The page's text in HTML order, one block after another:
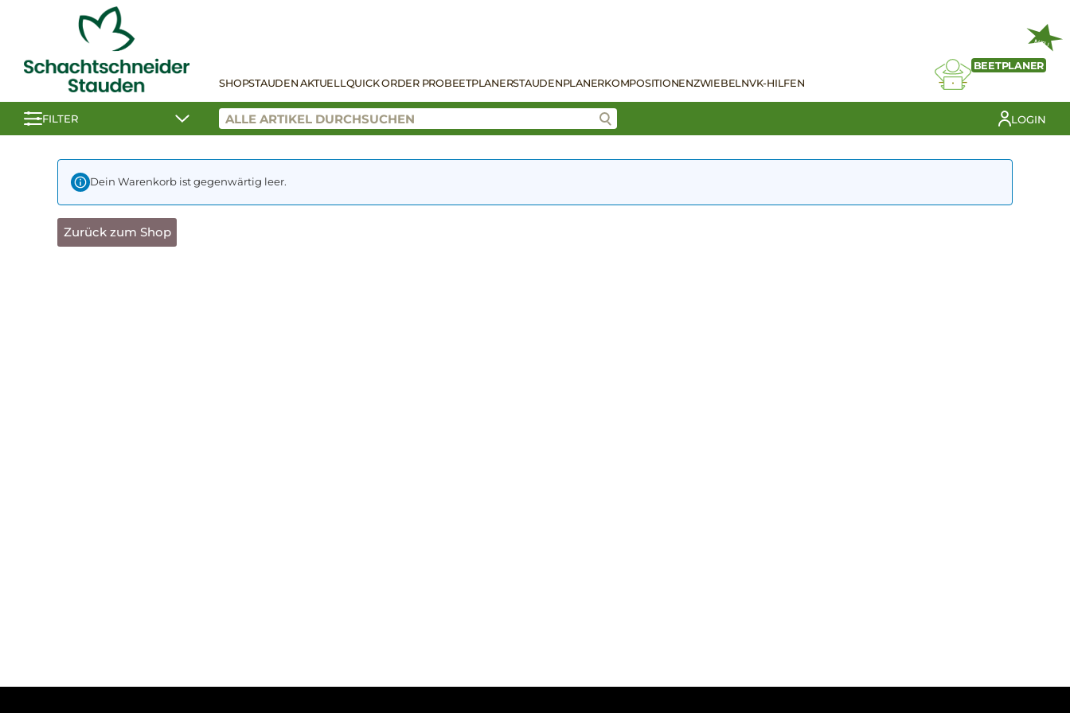
SHOPSTAUDEN AKTUELLQUICK ORDER PROBEETPLANERSTAUDENPLANERKOMPOSITIONENZWIEBELNVK-HILFEN
NEU
BEETPLANER
FILTER LOGIN
Dein Warenkorb ist gegenwärtig leer.
Zurück zum Shop